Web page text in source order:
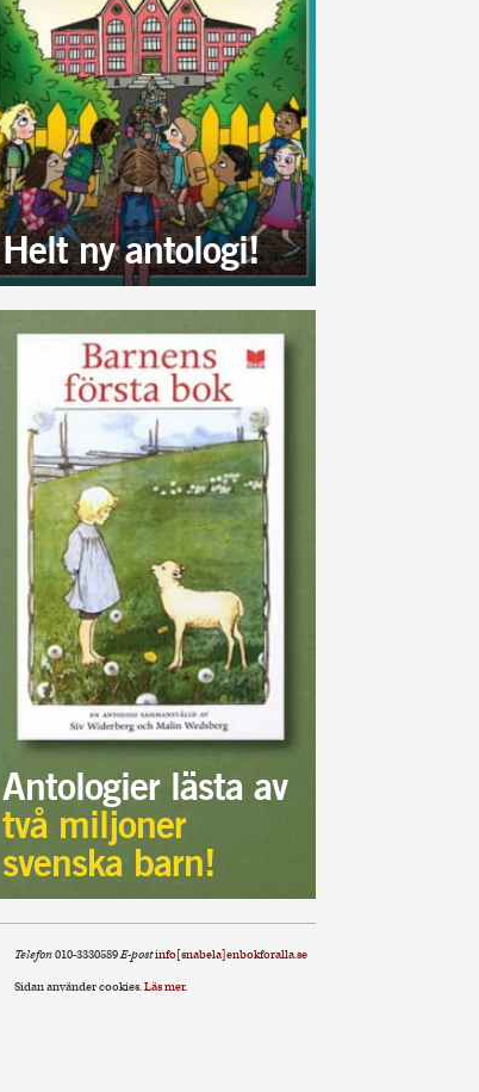
Helt ny antologi!
Antologier lästa av
två miljoner
svenska barn!
Telefon010-3330589E-postinfo[snabela]enbokforalla.se
Sidan använder cookies.Läs mer.